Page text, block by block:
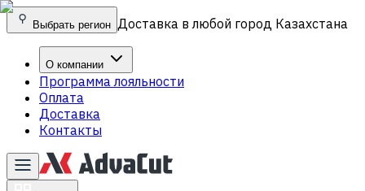
Выбрать регион Доставка в любой город Казахстана
О компании
Программа лояльности
Оплата
Доставка
Контакты